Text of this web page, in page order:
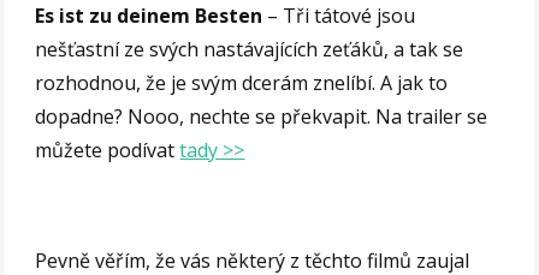
Es ist zu deinem Besten – Tři tátové jsou
nešťastní ze svých nastávajících zeťáků, a tak se
rozhodnou, že je svým dcerám znelíbí. A jak to
dopadne? Nooo, nechte se překvapit. Na trailer se
můžete podívattady >>
Pevně věřím, že vás některý z těchto filmů zaujal